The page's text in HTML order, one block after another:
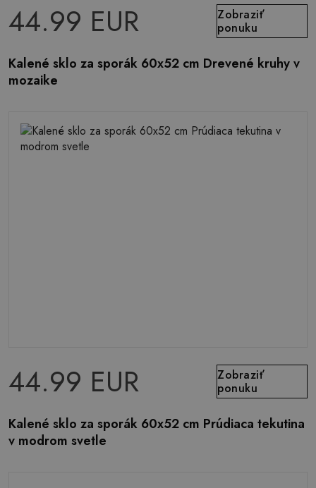
44.99 EUR
Zobraziť
ponuku
Kalené sklo za sporák 60x52 cm Drevené kruhy v
mozaike
44.99 EUR
Zobraziť
ponuku
Kalené sklo za sporák 60x52 cm Prúdiaca tekutina
v modrom svetle